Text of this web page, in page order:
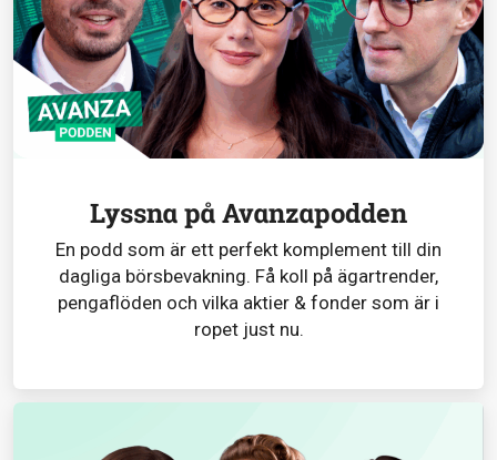
Lyssna på Avanzapodden
En podd som är ett perfekt komplement till din
dagliga börsbevakning. Få koll på ägartrender,
pengaflöden och vilka aktier & fonder som är i
ropet just nu.